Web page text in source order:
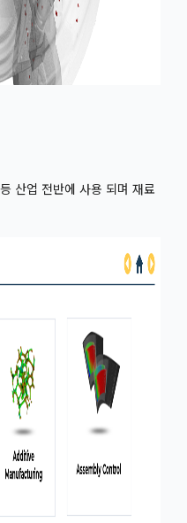
산업 전반에 사용 되며 재료